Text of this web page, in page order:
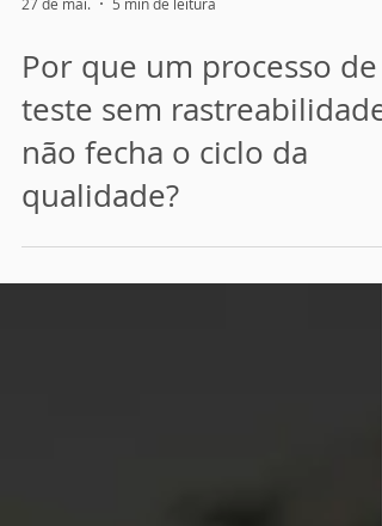
27 de mai. 5 min de leitura
Por que um processo de
teste sem rastreabilidade
não fecha o ciclo da